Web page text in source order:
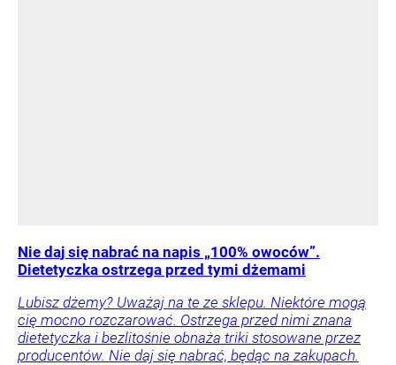
Nie daj się nabrać na napis „100% owoców”.
Dietetyczka ostrzega przed tymi dżemami
Lubisz dżemy? Uważaj na te ze sklepu. Niektóre mogą
cię mocno rozczarować. Ostrzega przed nimi znana
dietetyczka i bezlitośnie obnaża triki stosowane przez
producentów. Nie daj się nabrać, będąc na zakupach.